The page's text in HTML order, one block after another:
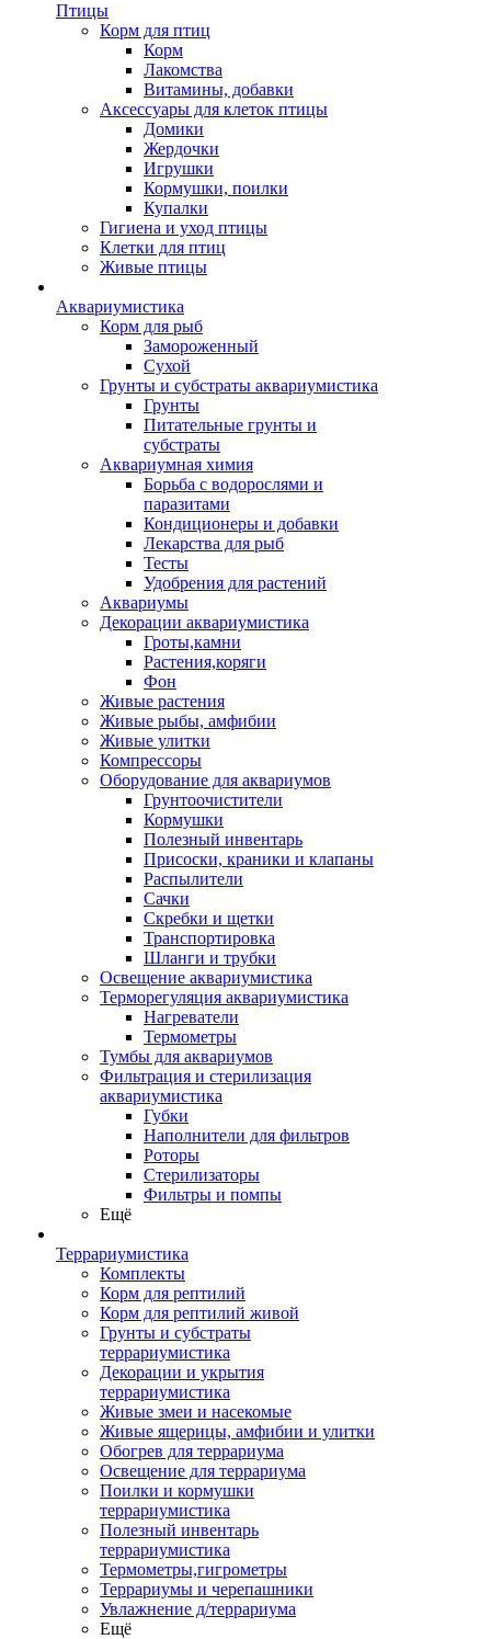
Птицы
Корм для птиц
Корм
Лакомства
Витамины, добавки
Аксессуары для клеток птицы
Домики
Жердочки
Игрушки
Кормушки, поилки
Купалки
Гигиена и уход птицы
Клетки для птиц
Живые птицы
Аквариумистика
Корм для рыб
Замороженный
Сухой
Грунты и субстраты аквариумистика
Грунты
Питательные грунты и
субстраты
Аквариумная химия
Борьба с водорослями и
паразитами
Кондиционеры и добавки
Лекарства для рыб
Тесты
Удобрения для растений
Аквариумы
Декорации аквариумистика
Гроты,камни
Растения,коряги
Фон
Живые растения
Живые рыбы, амфибии
Живые улитки
Компрессоры
Оборудование для аквариумов
Грунтоочистители
Кормушки
Полезный инвентарь
Присоски, краники и клапаны
Распылители
Сачки
Скребки и щетки
Транспортировка
Шланги и трубки
Освещение аквариумистика
Терморегуляция аквариумистика
Нагреватели
Термометры
Тумбы для аквариумов
Фильтрация и стерилизация
аквариумистика
Губки
Наполнители для фильтров
Роторы
Стерилизаторы
Фильтры и помпы
Ещё
Террариумистика
Комплекты
Корм для рептилий
Корм для рептилий живой
Грунты и субстраты
террариумистика
Декорации и укрытия
террариумистика
Живые змеи и насекомые
Живые ящерицы, амфибии и улитки
Обогрев для террариума
Освещение для террариума
Поилки и кормушки
террариумистика
Полезный инвентарь
террариумистика
Термометры,гигрометры
Террариумы и черепашники
Увлажнение д/террариума
Ещё